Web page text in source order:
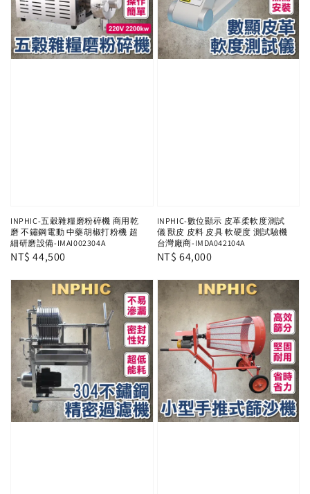
INPHIC-五穀雜糧磨粉碎機 商用乾
磨 不鏽鋼電動 中藥胡椒打粉機 超
細研磨設備-IMAI002304A
Regular
NT$ 44,500
INPHIC-數位顯示 皮革柔軟度測試
儀 獸皮 皮料 皮具 軟硬度 測試驗機
台灣廠商-IMDA042104A
Regular
NT$ 64,000